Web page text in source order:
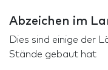
Abzeichen im
Dies sind einige der
Stände gebaut hat